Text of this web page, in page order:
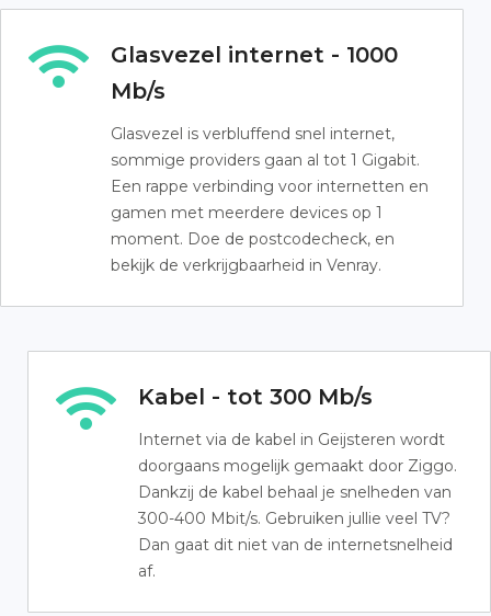
Glasvezel internet - 1000
Mb/s
Glasvezel is verbluffend snel internet,
sommige providers gaan al tot 1 Gigabit.
Een rappe verbinding voor internetten en
gamen met meerdere devices op 1
moment. Doe de postcodecheck, en
bekijk de verkrijgbaarheid in Venray.
Kabel - tot 300 Mb/s
Internet via de kabel in Geijsteren wordt
doorgaans mogelijk gemaakt door Ziggo.
Dankzij de kabel behaal je snelheden van
300-400 Mbit/s. Gebruiken jullie veel TV?
Dan gaat dit niet van de internetsnelheid
af.